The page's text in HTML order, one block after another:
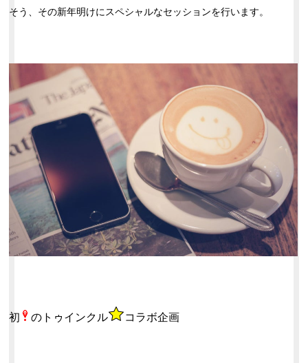
そう、その新年明けに スペシャルなセッションを行います。
初 のトゥインクル コラボ企画